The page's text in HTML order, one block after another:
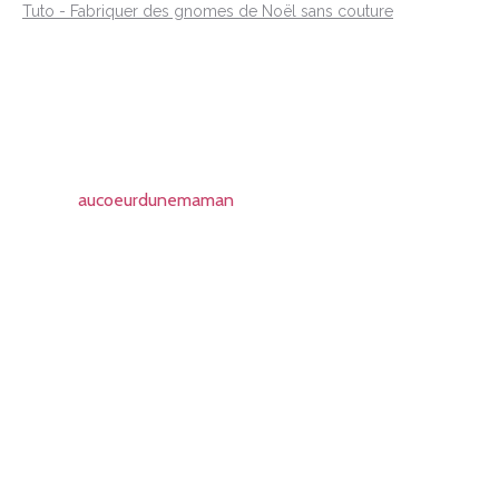
Tuto - Fabriquer des gnomes de Noël sans couture
aucoeurdunemaman